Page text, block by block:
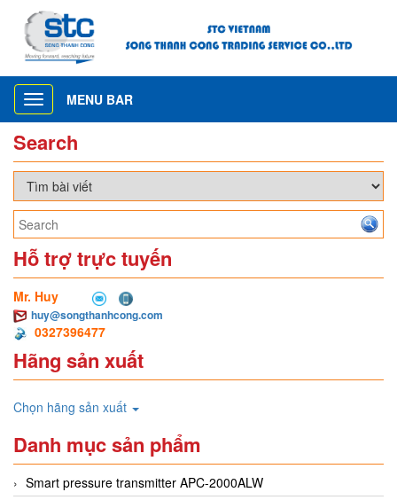
Toggle
navigation
MENU BAR
Search
Hỗ trợ trực tuyến
Mr. Huy
huy@songthanhcong.com
0327396477
Hãng sản xuất
Chọn hãng sản xuất
Danh mục sản phẩm
Smart pressure transmitter APC-2000ALW